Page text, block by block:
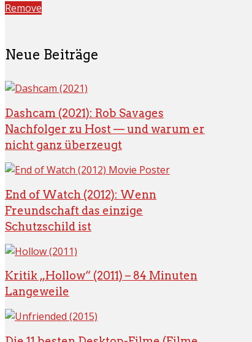
Remove
Neue Beiträge
Dashcam (2021): Rob Savages
Nachfolger zu Host — und warum er
nicht ganz überzeugt
End of Watch (2012): Wenn
Freundschaft das einzige
Schutzschild ist
Kritik „Hollow“ (2011) – 84 Minuten
Langeweile